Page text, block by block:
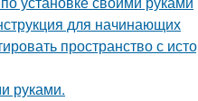
для начинающих
пространство с
руками.